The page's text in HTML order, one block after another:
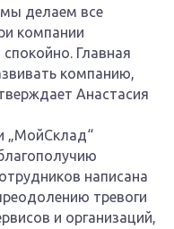
делаем все
компании
Главная
компанию,
Анастасия
„МойСклад“
написана
тревоги
и организаций,